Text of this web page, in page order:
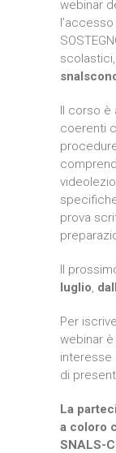
webinar
Il corso è
coerenti
prova
Il
luglio
Per
webinar
interesse
di
La
a coloro
SNALS-